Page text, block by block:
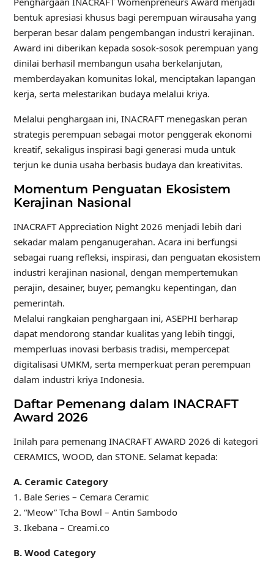
bentuk apresiasi khusus bagi perempuan wirausaha yang
berperan besar dalam pengembangan industri kerajinan.
Award ini diberikan kepada sosok-sosok perempuan yang
dinilai berhasil membangun usaha berkelanjutan,
memberdayakan komunitas lokal, menciptakan lapangan
kerja, serta melestarikan budaya melalui kriya.
Melalui penghargaan ini, INACRAFT menegaskan peran
strategis perempuan sebagai motor penggerak ekonomi
kreatif, sekaligus inspirasi bagi generasi muda untuk
terjun ke dunia usaha berbasis budaya dan kreativitas.
Momentum Penguatan Ekosistem
Kerajinan Nasional
INACRAFT Appreciation Night 2026 menjadi lebih dari
sekadar malam penganugerahan. Acara ini berfungsi
sebagai ruang refleksi, inspirasi, dan penguatan ekosistem
industri kerajinan nasional, dengan mempertemukan
perajin, desainer, buyer, pemangku kepentingan, dan
pemerintah.
Melalui rangkaian penghargaan ini, ASEPHI berharap
dapat mendorong standar kualitas yang lebih tinggi,
memperluas inovasi berbasis tradisi, mempercepat
digitalisasi UMKM, serta memperkuat peran perempuan
dalam industri kriya Indonesia.
Daftar Pemenang dalam INACRAFT
Award 2026
Inilah para pemenang INACRAFT AWARD 2026 di kategori
CERAMICS, WOOD, dan STONE. Selamat kepada:
A. Ceramic Category
1. Bale Series – Cemara Ceramic
2. “Meow” Tcha Bowl – Antin Sambodo
3. Ikebana – Creami.co
B. Wood Category